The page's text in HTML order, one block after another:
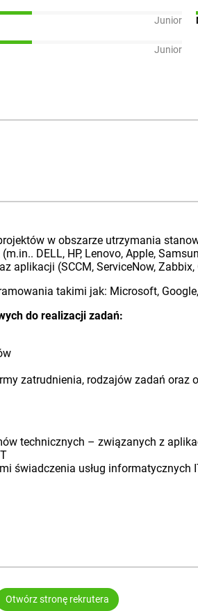
Junior
Junior
w obszarze utrzymania
DELL, HP, Lenovo, Apple,
aplikacji (SCCM, ServiceNow, Zabbix,
takimi jak: Microsoft, Google,
do realizacji zadań:
zatrudnienia, rodzajów zadań
technicznych – związanych z
usług informatycznych
Otwórz stronę rekrutera